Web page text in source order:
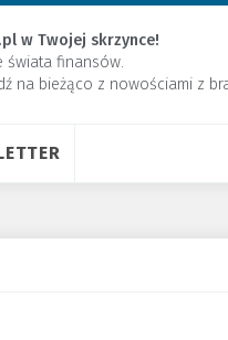
w Twojej skrzynce!
świata finansów.
na bieżąco z nowościami z